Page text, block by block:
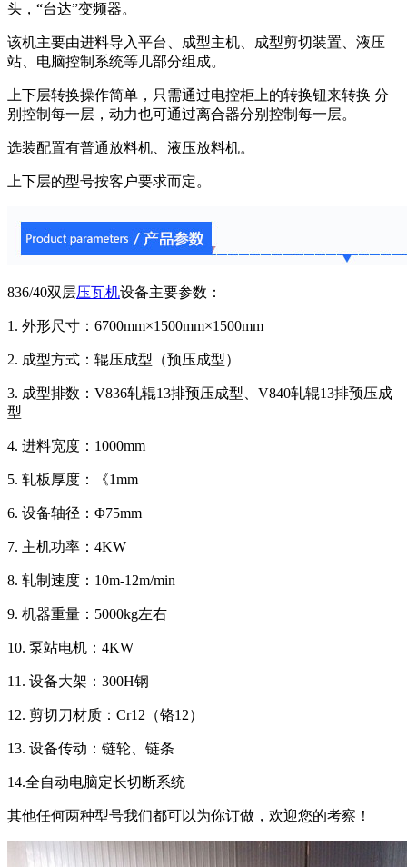
头，“台达”变频器。
该机主要由进料导入平台、成型主机、成型剪切装置、液压
站、电脑控制系统等几部分组成。
上下层转换操作简单，只需通过电控柜上的转换钮来转换 分
别控制每一层，动力也可通过离合器分别控制每一层。
选装配置有普通放料机、液压放料机。
上下层的型号按客户要求而定。
836/40双层压瓦机设备主要参数：
1. 外形尺寸：6700mm×1500mm×1500mm
2. 成型方式：辊压成型（预压成型）
3. 成型排数：V836轧辊13排预压成型、V840轧辊13排预压成
型
4. 进料宽度：1000mm
5. 轧板厚度：《1mm
6. 设备轴径：Φ75mm
7. 主机功率：4KW
8. 轧制速度：10m-12m/min
9. 机器重量：5000kg左右
10. 泵站电机：4KW
11. 设备大架：300H钢
12. 剪切刀材质：Cr12（铬12）
13. 设备传动：链轮、链条
14.全自动电脑定长切断系统
其他任何两种型号我们都可以为你订做，欢迎您的考察！